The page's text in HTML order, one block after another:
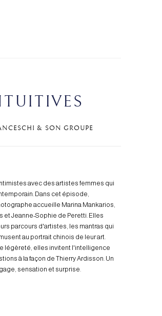
& SON GROUPE
avec des artistes femmes qui
Dans cet épisode,
accueille Marina Mankarios,
et Jeanne-Sophie de Peretti. Elles
parcours d'artistes, les mantras qui
au portrait chinois de leur art.
légèreté, elles invitent l'intelligence
à la façon de Thierry Ardisson. Un
sensation et surprise.